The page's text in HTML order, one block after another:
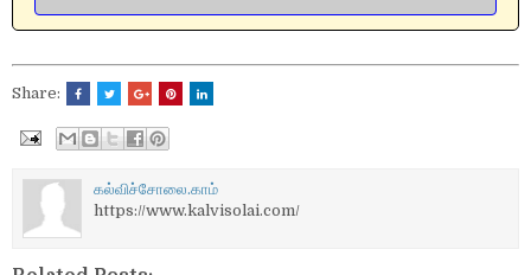
Share:
கல்விச்சோலை.காம்
https://www.kalvisolai.com/